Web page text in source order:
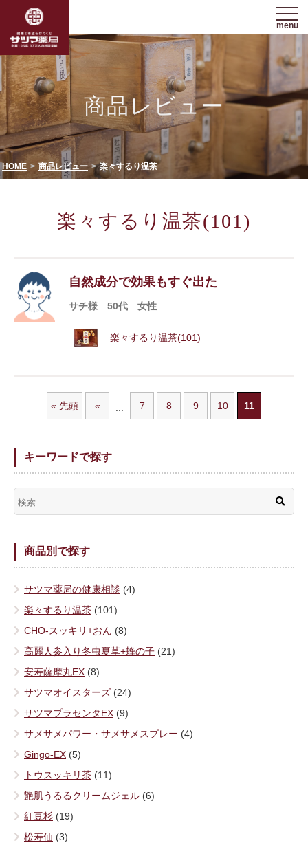
menu
商品レビュー
HOME 商品レビュー 楽々するり温茶
楽々するり温茶(101)
自然成分で効果もすぐ出た
サチ様 50代 女性
楽々するり温茶(101)
« 先頭 « 7 8 9 10 11
キーワードで探す
商品別で探す
サツマ薬局の健康相談 (4)
楽々するり温茶 (101)
CHO-スッキリ+おん (8)
高麗人参入り冬虫夏草+蜂の子 (21)
安寿薩摩丸EX (8)
サツマオイスターズ (24)
サツマプラセンタEX (9)
サメサメパワー・サメサメスプレー (4)
Gingo-EX (5)
トウスッキリ茶 (11)
艶肌うるるクリームジェル (6)
紅豆杉 (19)
松寿仙 (3)